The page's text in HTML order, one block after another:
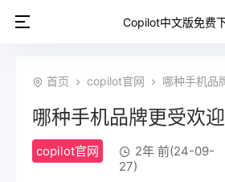
Copilot中文版免费
首页 copilot官网 哪种手机品
哪种手机品牌更受欢迎
copilot官网
2年 前(24-09-
27)